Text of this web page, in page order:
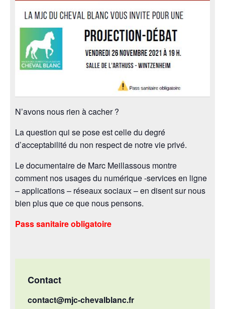
N’avons nous rien à cacher ?
La question qui se pose est celle du degré
d’acceptabilité du non respect de notre vie privé.
Le documentaire de Marc Meillassous montre
comment nos usages du numérique -services en ligne
– applications – réseaux sociaux – en disent sur nous
bien plus que ce que nous pensons.
Pass sanitaire obligatoire
Contact
contact@mjc-chevalblanc.fr